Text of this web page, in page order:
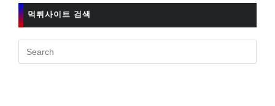
먹튀사이트 검색